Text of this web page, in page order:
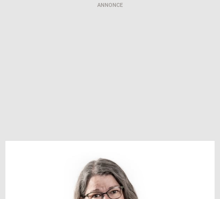
ANNONCE